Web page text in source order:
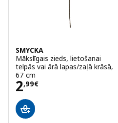
SMYCKA
Mākslīgais zieds, lietošanai
telpās vai ārā lapas/zaļā krāsā,
67 cm
2,99€
Cena 2,99€